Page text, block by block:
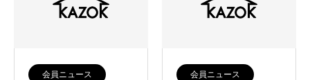
会員ニュース 会員ニュース